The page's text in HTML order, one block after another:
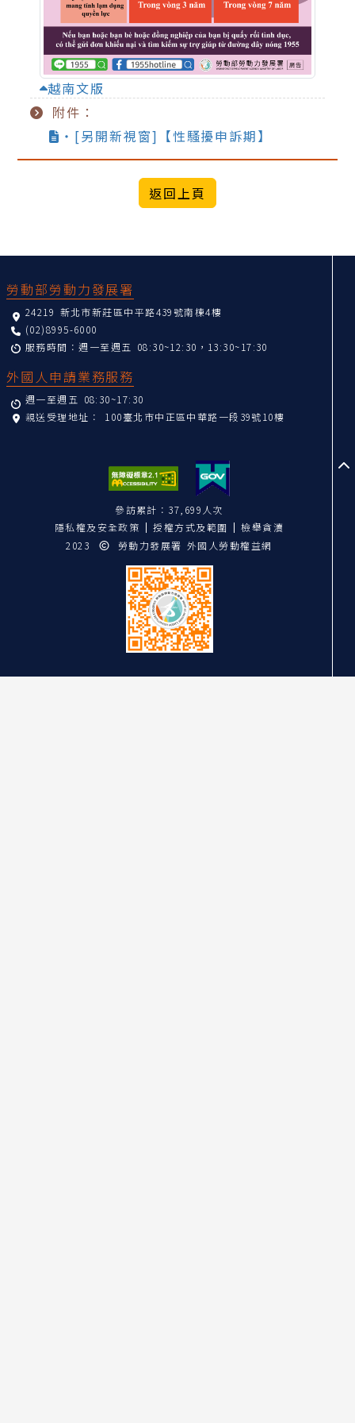
越南文版
附件：
‧[另開新視窗]【性騷擾申訴期】
勞動部勞動力發展署
24219 新北市新莊區中平路439號南棟4樓
(02)8995-6000
服務時間：週一至週五 08:30~12:30，13:30~17:30
外國人申請業務服務
週一至週五 08:30~17:30
親送受理地址： 100臺北市中正區中華路一段39號10樓
參訪累計：37,699人次
隱私權及安全政策
授權方式及範圍
檢舉貪瀆
2023
勞動力發展署 外國人勞動權益網
至